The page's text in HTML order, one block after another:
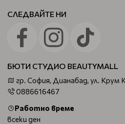
СЛЕДВАЙТЕ НИ
БЮТИ СТУДИО BEAUTYMALL
гр. София, Дианабад, ул. Крум
0886616467
Работно време
всеки ден